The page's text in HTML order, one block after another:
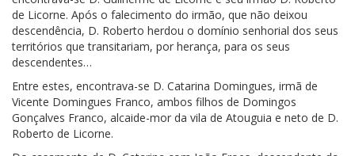
de Licorne. Após o falecimento do irmão, que não deixou
descendência, D. Roberto herdou o domínio senhorial dos seus
territórios que transitariam, por herança, para os seus
descendentes…
Entre estes, encontrava-se D. Catarina Domingues, irmã de
Vicente Domingues Franco, ambos filhos de Domingos
Gonçalves Franco, alcaide-mor da vila de Atouguia e neto de D.
Roberto de Licorne.